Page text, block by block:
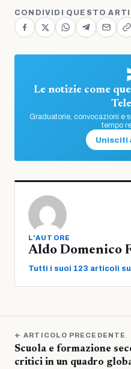
CONDIVIDI QUESTO
Le notizie come
Graduatorie, convocazioni e
tempo
Unisciti
L'AUTORE
Aldo Domenico
Tutti i suoi 123 articoli
← ARTICOLO PRECEDENTE
Scuola e formazione
critici in un quadro